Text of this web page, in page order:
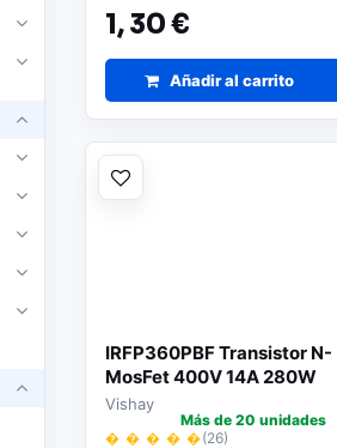
1,30 €
Añadir al carrito
IRFP360PBF Transistor N-
MosFet 400V 14A 280W
TO247
Vishay
� � � � �(26)
Más de 20 unidades